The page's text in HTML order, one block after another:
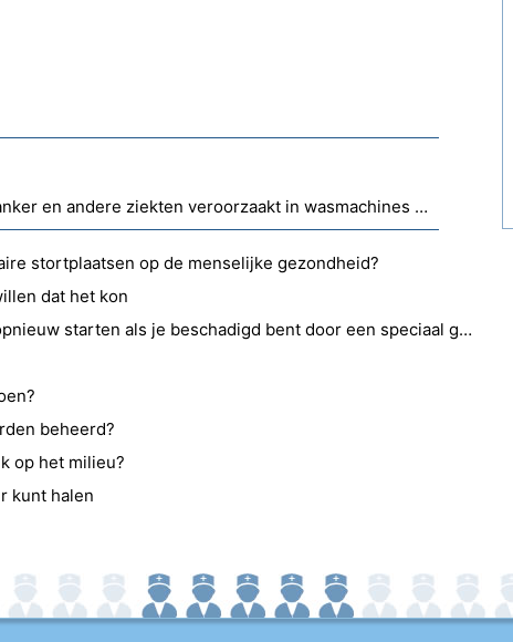
Kan de zwarte schimmel die kanker en andere ziekten veroorzaakt in wasmachines voorkomen?
stortplaatsen op de menselijke gezondheid?
dat het kon
Moet je de hele campagne opnieuw starten als je beschadigd bent door een speciaal geïnfecteerd hoofdstuk of kun je nog steeds niets bereiken in Left 4 Dead?
beheerd?
op het milieu?
kunt halen